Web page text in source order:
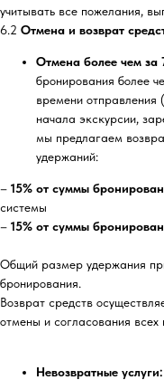
учитывать все пожелания,
6.2 Отмена и возврат
Отмена более чем за
бронирования более
времени отправления
начала экскурсии,
мы предлагаем
удержаний:
– 15% от суммы
системы
– 15% от суммы
Общий размер удержания
бронирования.
Возврат средств
отмены и согласования
Невозвратные услуги: